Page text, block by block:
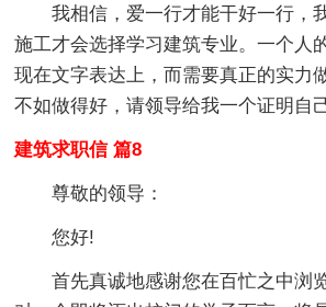
我相信，爱一行才能干好一行，
施工才会选择学习建筑专业。一个人
现在文字表达上，而需要真正的实力
不如做得好，请领导给我一个证明自
建筑求职信 篇8
尊敬的领导：
您好!
首先真诚地感谢您在百忙之中浏